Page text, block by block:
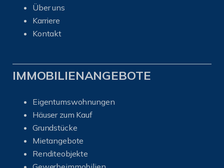
Über uns
Karriere
Kontakt
IMMOBILIENANGEBOTE
Eigentumswohnungen
Häuser zum Kauf
Grundstücke
Mietangebote
Renditeobjekte